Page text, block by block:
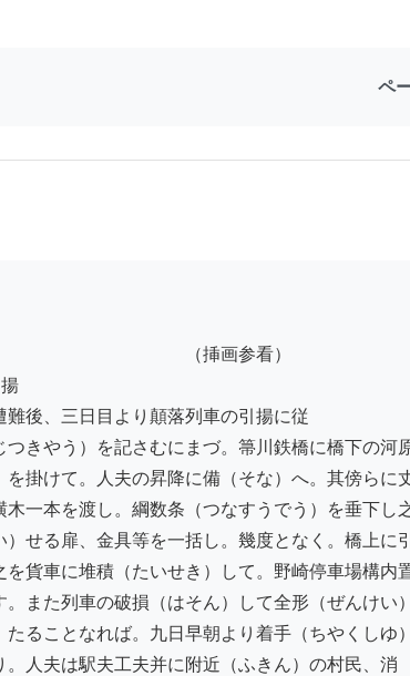
ペ
　　　　　　　　　（挿画参看）
難後、三日目より顛落列車の引揚に従
きやう）を記さむにまづ。箒川鉄橋に橋下の河
を掛けて。人夫の昇降に備（そな）へ。其傍らに
木一本を渡し。綱数条（つなすうでう）を垂下し
せる扉、金具等を一括し。幾度となく。橋上に
貨車に堆積（たいせき）して。野崎停車場構内
また列車の破損（はそん）して全形（ぜんけい
ることなれば。九日早朝より着手（ちやくしゆ
。人夫は駅夫工夫并に附近（ふきん）の村民、消